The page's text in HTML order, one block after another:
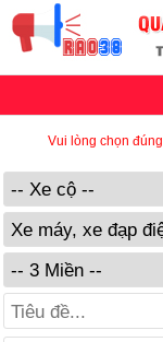
Vui lòng chọn